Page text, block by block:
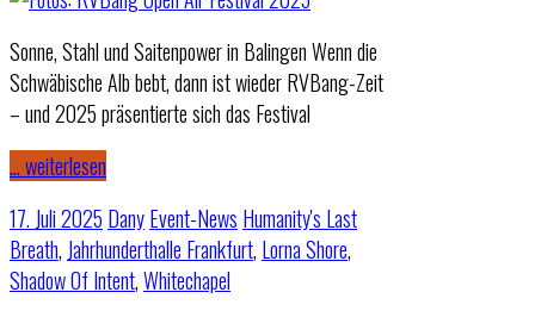
Sonne, Stahl und Saitenpower in Balingen Wenn die
Schwäbische Alb bebt, dann ist wieder RVBang-Zeit
– und 2025 präsentierte sich das Festival
… weiterlesen
17. Juli 2025 DanyEvent-News Humanity's Last
Breath, Jahrhunderthalle Frankfurt, Lorna Shore,
Shadow Of Intent,Whitechapel